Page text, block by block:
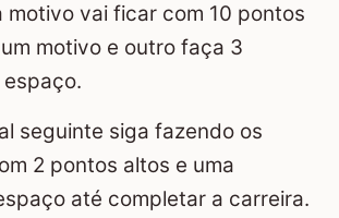
motivo vai ficar com 10 pontos
motivo e outro faça 3
seguinte siga fazendo os
2 pontos altos e uma
até completar a carreira.